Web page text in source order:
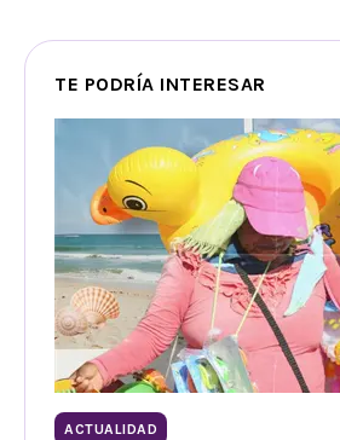
TE PODRÍA INTERESAR
ACTUALIDAD